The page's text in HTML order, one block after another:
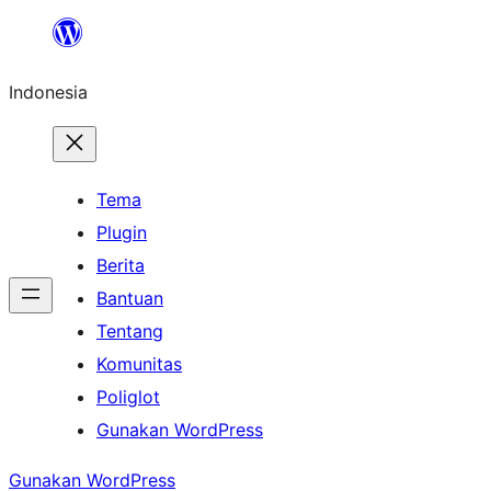
Lewati
konten
Indonesia
Tema
Plugin
Berita
Bantuan
Tentang
Komunitas
Poliglot
Gunakan WordPress
Gunakan WordPress